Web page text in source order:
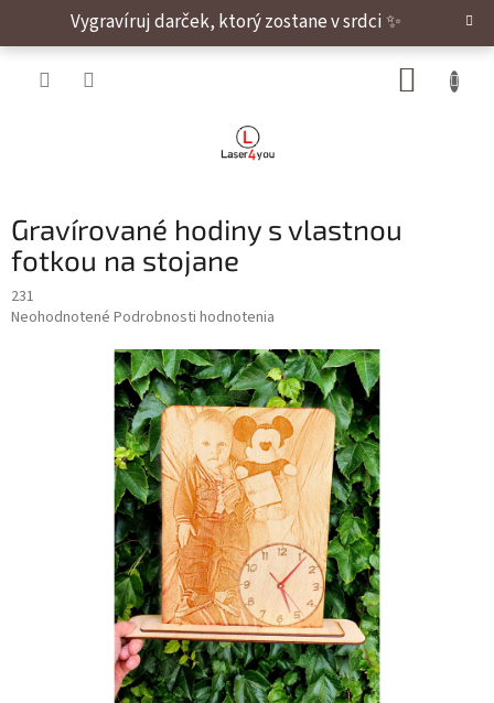
Prejsť na obsah
Vygravíruj darček, ktorý zostane v srdci ✨
Gravírované hodiny s vlastnou
fotkou na stojane
231
Priemerné hodnotenie produktu je 0,0 z 5 hviezdičiek.
Neohodnotené Podrobnosti hodnotenia